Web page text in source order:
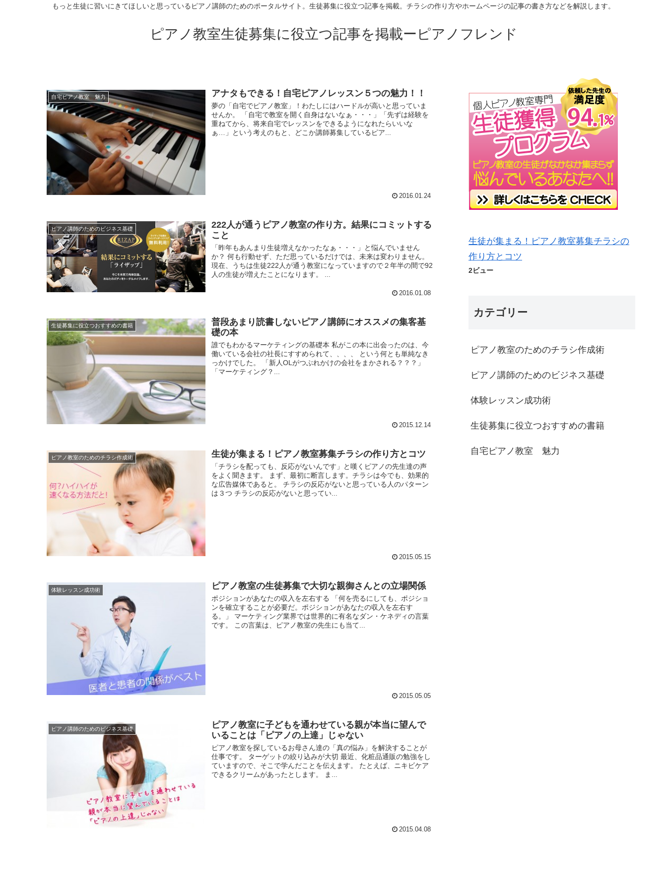
もっと生徒に習いにきてほしいと思っているピアノ講師のためのポータルサイト。生徒募集に役立つ記事を掲載。チラシの作り方やホームページの記事の書き方などを解説します。
ピアノ教室生徒募集に役立つ記事を掲載ーピアノフレンド
自宅ピアノ教室 魅力 アナタもできる！自宅ピアノレッスン５つの魅力！！
夢の「自宅でピアノ教室」！わたしにはハードルが高いと思っていま
せんか。 「自宅で教室を開く自身はないなぁ・・・」「先ずは経験を
重ねてから、将来自宅でレッスンをできるようになれたらいいな
ぁ…」という考えのもと、どこか講師募集しているピア...
2016.01.24
ピアノ講師のためのビジネス基礎
222人が通うピアノ教室の作り方。結果にコミットする
こと
「昨年もあんまり生徒増えなかったなぁ・・・」と悩んでいません
か？ 何も行動せず、ただ思っているだけでは、未来は変わりません。
現在、うちは生徒222人が通う教室になっていますので２年半の間で92
人の生徒が増えたことになります。 ...
2016.01.08
生徒募集に役立つおすすめの書籍
普段あまり読書しないピアノ講師にオススメの集客基
礎の本
誰でもわかるマーケティングの基礎本 私がこの本に出会ったのは、今
働いている会社の社長にすすめられて、、、、 という何とも単純なき
っかけでした。 「新人OLがつぶれかけの会社をまかされる？？？」
「マーケティング？...
2015.12.14
ピアノ教室のためのチラシ作成術 生徒が集まる！ピアノ教室募集チラシの作り方とコツ
「チラシを配っても、反応がないんです」と嘆くピアノの先生達の声
をよく聞きます。 まず、最初に断言します。チラシは今でも、効果的
な広告媒体であると。 チラシの反応がないと思っている人のパターン
は３つ チラシの反応がないと思ってい...
2015.05.15
体験レッスン成功術 ピアノ教室の生徒募集で大切な親御さんとの立場関係
ポジションがあなたの収入を左右する 「何を売るにしても、ポジショ
ンを確立することが必要だ。ポジションがあなたの収入を左右す
る。」 マーケティング業界では世界的に有名なダン・ケネディの言葉
です。 この言葉は、ピアノ教室の先生にも当て...
2015.05.05
ピアノ講師のためのビジネス基礎
ピアノ教室に子どもを通わせている親が本当に望んで
いることは「ピアノの上達」じゃない
ピアノ教室を探しているお母さん達の「真の悩み」を解決することが
仕事です。 ターゲットの絞り込みが大切 最近、化粧品通販の勉強をし
ていますので、そこで学んだことを伝えます。 たとえば、ニキビケア
できるクリームがあったとします。 ま...
2015.04.08
生徒が集まる！ピアノ教室募集チラシの
作り方とコツ
2ビュー
カテゴリー
ピアノ教室のためのチラシ作成術
ピアノ講師のためのビジネス基礎
体験レッスン成功術
生徒募集に役立つおすすめの書籍
自宅ピアノ教室 魅力